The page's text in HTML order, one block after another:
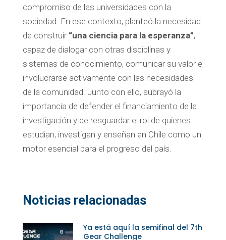
compromiso de las universidades con la
sociedad. En ese contexto, planteó la necesidad
de construir “una ciencia para la esperanza”,
capaz de dialogar con otras disciplinas y
sistemas de conocimiento, comunicar su valor e
involucrarse activamente con las necesidades
de la comunidad. Junto con ello, subrayó la
importancia de defender el financiamiento de la
investigación y de resguardar el rol de quienes
estudian, investigan y enseñan en Chile como un
motor esencial para el progreso del país.
Noticias relacionadas
Ya está aquí la semifinal del 7th
Gear Challenge